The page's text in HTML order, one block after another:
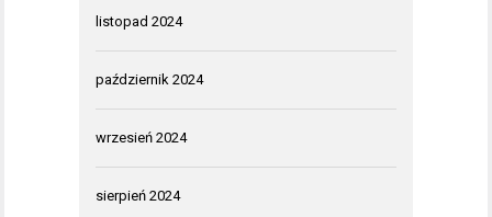
listopad 2024
październik 2024
wrzesień 2024
sierpień 2024